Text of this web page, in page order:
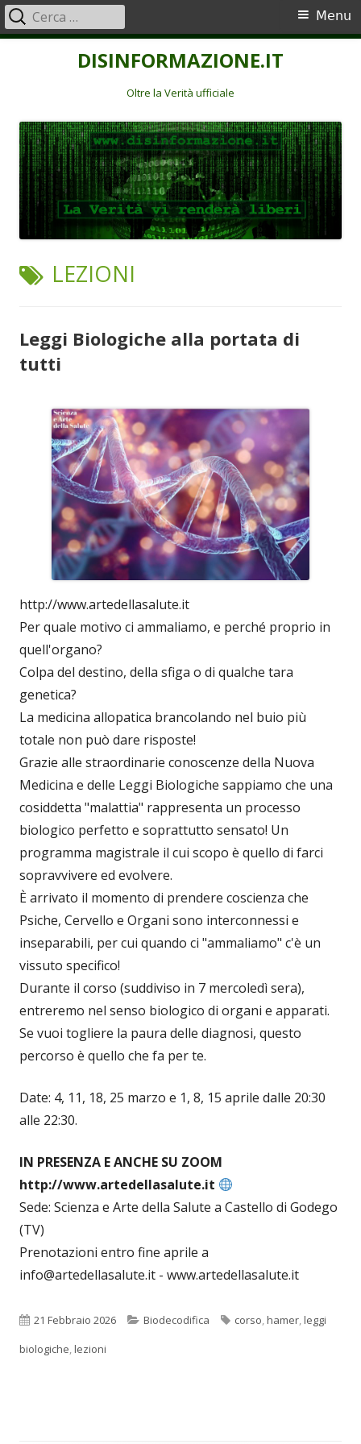
DISINFORMAZIONE.IT
Oltre la Verità ufficiale
Menu
principale
Menu
Ricerca
per:
TAG:
LEZIONI
Leggi Biologiche alla portata di
tutti
http://www.artedellasalute.it
Per quale motivo ci ammaliamo, e perché proprio in
quell'organo?
Colpa del destino, della sfiga o di qualche tara
genetica?
La medicina allopatica brancolando nel buio più
totale non può dare risposte!
Grazie alle straordinarie conoscenze della Nuova
Medicina e delle Leggi Biologiche sappiamo che una
cosiddetta "malattia" rappresenta un processo
biologico perfetto e soprattutto sensato! Un
programma magistrale il cui scopo è quello di farci
sopravvivere ed evolvere.
È arrivato il momento di prendere coscienza che
Psiche, Cervello e Organi sono interconnessi e
inseparabili, per cui quando ci "ammaliamo" c'è un
vissuto specifico!
Durante il corso (suddiviso in 7 mercoledì sera),
entreremo nel senso biologico di organi e apparati.
Se vuoi togliere la paura delle diagnosi, questo
percorso è quello che fa per te.
Date: 4, 11, 18, 25 marzo e 1, 8, 15 aprile dalle 20:30
alle 22:30.
IN PRESENZA E ANCHE SU ZOOM
http://www.artedellasalute.it
Sede: Scienza e Arte della Salute a Castello di Godego
(TV)
Prenotazioni entro fine aprile a
info@artedellasalute.it - www.artedellasalute.it
Pubblicato
21 Febbraio 2026 Categorie
Biodecodifica Tag
corso,hamer,leggi
biologiche,lezioni